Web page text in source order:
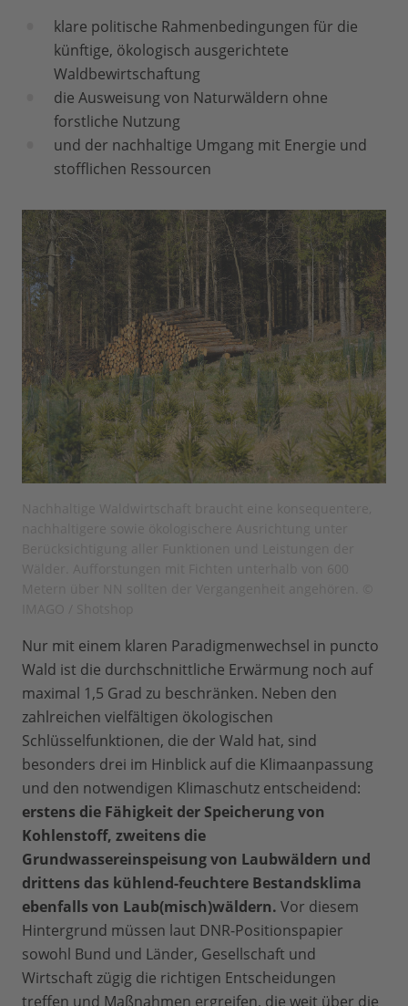
klare politische Rahmenbedingungen für die
künftige, ökologisch ausgerichtete
Waldbewirtschaftung
die Ausweisung von Naturwäldern ohne
forstliche Nutzung
und der nachhaltige Umgang mit Energie und
stofflichen Ressourcen
Nur mit einem klaren Paradigmenwechsel in puncto
Wald ist die durchschnittliche Erwärmung noch auf
maximal 1,5 Grad zu beschränken. Neben den
zahlreichen vielfältigen ökologischen
Schlüsselfunktionen, die der Wald hat, sind
besonders drei im Hinblick auf die Klimaanpassung
und den notwendigen Klimaschutz entscheidend:
erstens die Fähigkeit der Speicherung von
Kohlenstoff, zweitens die
Grundwassereinspeisung von Laubwäldern und
drittens das kühlend-feuchtere Bestandsklima
ebenfalls von Laub(misch)wäldern. Vor diesem
Hintergrund müssen laut DNR-Positionspapier
sowohl Bund und Länder, Gesellschaft und
Wirtschaft zügig die richtigen Entscheidungen
treffen und Maßnahmen ergreifen, die weit über die